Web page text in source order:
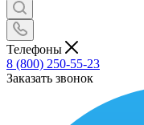
Телефоны
8 (800) 250-55-23
Заказать звонок